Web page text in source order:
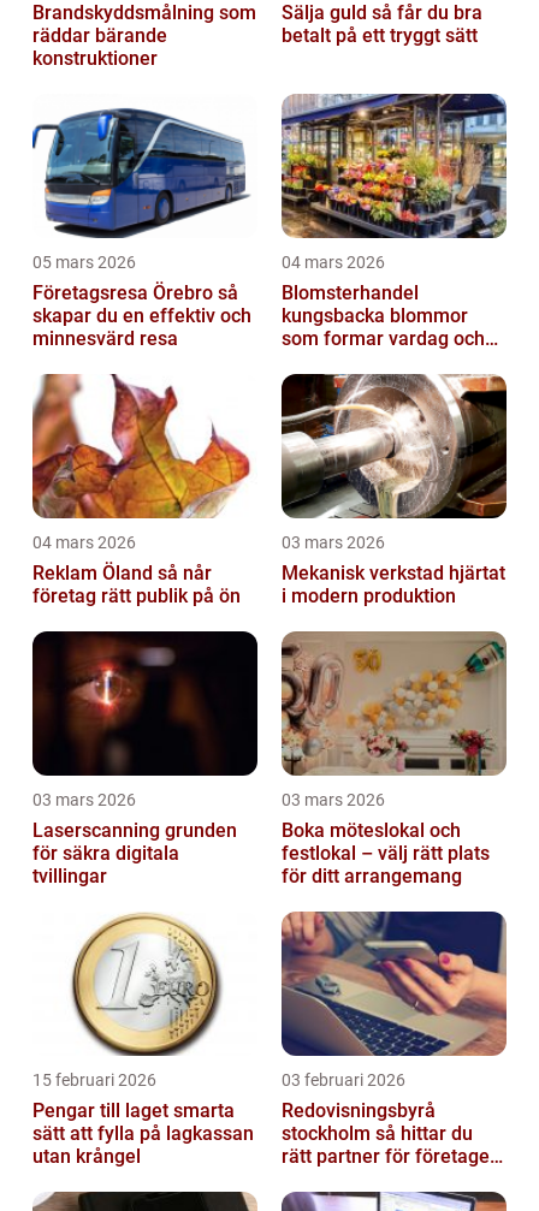
Brandskyddsmålning som
räddar bärande
konstruktioner
Sälja guld så får du bra
betalt på ett tryggt sätt
05 mars 2026
Företagsresa Örebro så
skapar du en effektiv och
minnesvärd resa
04 mars 2026
Blomsterhandel
kungsbacka blommor
som formar vardag och
04 mars 2026
Reklam Öland så når
företag rätt publik på ön
03 mars 2026
Mekanisk verkstad hjärtat
i modern produktion
03 mars 2026
Laserscanning grunden
för säkra digitala
tvillingar
03 mars 2026
Boka möteslokal och
festlokal – välj rätt plats
för ditt arrangemang
15 februari 2026
Pengar till laget smarta
sätt att fylla på lagkassan
utan krångel
03 februari 2026
Redovisningsbyrå
stockholm så hittar du
rätt partner för företagets